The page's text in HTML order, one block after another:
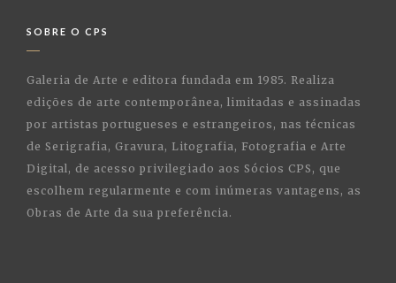
SOBRE O CPS
Galeria de Arte e editora fundada em 1985. Realiza
edições de arte contemporânea, limitadas e assinadas
por artistas portugueses e estrangeiros, nas técnicas
de Serigrafia, Gravura, Litografia, Fotografia e Arte
Digital, de acesso privilegiado aos Sócios CPS, que
escolhem regularmente e com inúmeras vantagens, as
Obras de Arte da sua preferência.